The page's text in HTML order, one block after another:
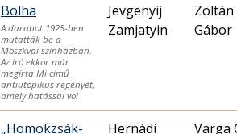
Bolha
A darabot 1925-ben
mutatták be a
Moszkvai színházban.
Az író ekkor már
megírta Mi című
antiutopikus regényét,
amely hatással vol
Jevgenyij
Zamjatyin
Zoltán
Gábor
„Homokzsák-
Hernádi
Varga